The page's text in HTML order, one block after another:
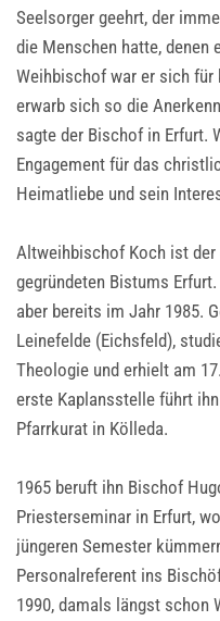
Seelsorger geehrt, der
die Menschen hatte, denen
Weihbischof war er sich für
erwarb sich so die
sagte der Bischof in Erfurt.
Engagement für das
Heimatliebe und sein
Altweihbischof Koch ist der
gegründeten Bistums
aber bereits im Jahr 1985.
Leinefelde (Eichsfeld),
Theologie und erhielt am
erste Kaplansstelle führt
Pfarrkurat in Kölleda.
1965 beruft ihn Bischof
Priesterseminar in Erfurt,
jüngeren Semester
Personalreferent ins
1990, damals längst schon